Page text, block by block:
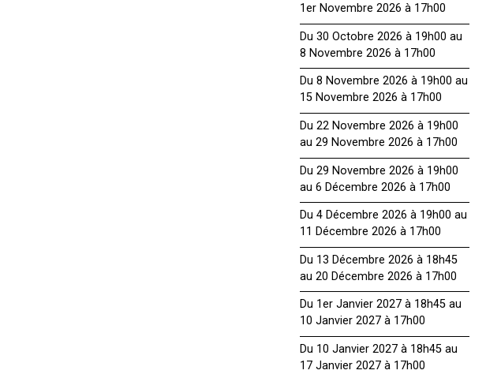
1er Novembre 2026 à 17h00
Du 30 Octobre 2026 à 19h00 au
8 Novembre 2026 à 17h00
Du 8 Novembre 2026 à 19h00 au
15 Novembre 2026 à 17h00
Du 22 Novembre 2026 à 19h00
au 29 Novembre 2026 à 17h00
Du 29 Novembre 2026 à 19h00
au 6 Décembre 2026 à 17h00
Du 4 Décembre 2026 à 19h00 au
11 Décembre 2026 à 17h00
Du 13 Décembre 2026 à 18h45
au 20 Décembre 2026 à 17h00
Du 1er Janvier 2027 à 18h45 au
10 Janvier 2027 à 17h00
Du 10 Janvier 2027 à 18h45 au
17 Janvier 2027 à 17h00